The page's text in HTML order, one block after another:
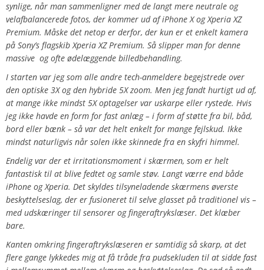
synlige, når man sammenligner med de langt mere neutrale og
velafbalancerede fotos, der kommer ud af iPhone X og Xperia XZ
Premium. Måske det netop er derfor, der kun er et enkelt kamera
på Sony’s flagskib Xperia XZ Premium. Så slipper man for denne
massive og ofte ødelæggende billedbehandling.
I starten var jeg som alle andre tech-anmeldere begejstrede over
den optiske 3X og den hybride 5X zoom. Men jeg fandt hurtigt ud af,
at mange ikke mindst 5X optagelser var uskarpe eller rystede. Hvis
jeg ikke havde en form for fast anlæg – i form af støtte fra bil, båd,
bord eller bænk – så var det helt enkelt for mange fejlskud. Ikke
mindst naturligvis når solen ikke skinnede fra en skyfri himmel.
Endelig var der et irritationsmoment i skærmen, som er helt
fantastisk til at blive fedtet og samle støv. Langt værre end både
iPhone og Xperia. Det skyldes tilsyneladende skærmens øverste
beskyttelseslag, der er fusioneret til selve glasset på traditionel vis –
med udskæringer til sensorer og fingeraftrykslæser. Det klæber
bare.
Kanten omkring fingeraftrykslæseren er samtidig så skarp, at det
flere gange lykkedes mig at få tråde fra pudsekluden til at sidde fast